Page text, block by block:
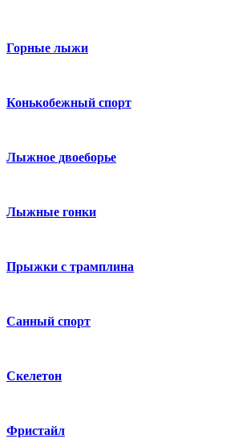
Горные лыжи
Конькобежный спорт
Лыжное двоеборье
Лыжные гонки
Прыжки с трамплина
Санный спорт
Скелетон
Фристайл